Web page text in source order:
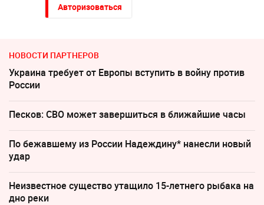
Авторизоваться
НОВОСТИ ПАРТНЕРОВ
Украина требует от Европы вступить в войну против
России
Песков: СВО может завершиться в ближайшие часы
По бежавшему из России Надеждину* нанесли новый
удар
Неизвестное существо утащило 15-летнего рыбака на
дно реки